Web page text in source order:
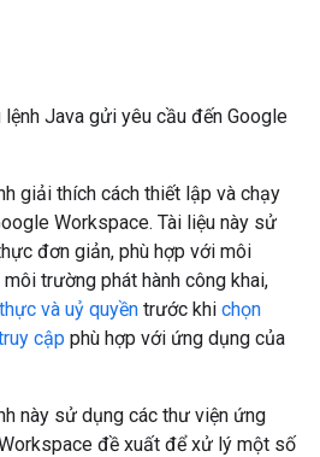
Java gửi yêu cầu đến Google
giải thích cách thiết lập và chạy
Workspace. Tài liệu này sử
đơn giản, phù hợp với môi
trường phát hành công khai,
và uỷ quyền trước khi chọn
cập phù hợp với ứng dụng của
này sử dụng các thư viện ứng
đề xuất để xử lý một số